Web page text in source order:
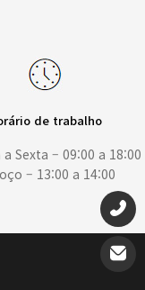
de trabalho
Sexta – 09:00 a 18:00
– 13:00 a 14:00